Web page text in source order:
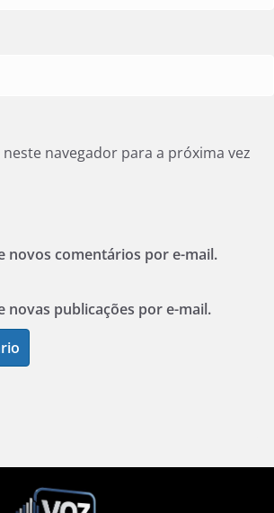
navegador para a próxima vez
novos comentários por e-mail.
novas publicações por e-mail.